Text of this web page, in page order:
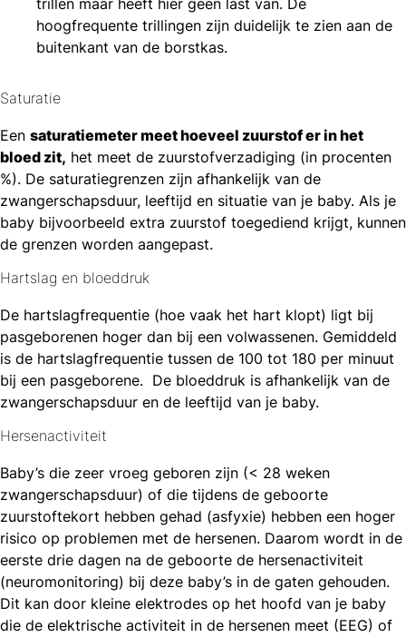
hoogfrequente trillingen zijn duidelijk te zien aan de
buitenkant van de borstkas.
Saturatie
Een saturatiemeter meet hoeveel zuurstof er in het
bloed zit, het meet de zuurstofverzadiging (in procenten
%). De saturatiegrenzen zijn afhankelijk van de
zwangerschapsduur, leeftijd en situatie van je baby. Als je
baby bijvoorbeeld extra zuurstof toegediend krijgt, kunnen
de grenzen worden aangepast.
Hartslag en bloeddruk
De hartslagfrequentie (hoe vaak het hart klopt) ligt bij
pasgeborenen hoger dan bij een volwassenen. Gemiddeld
is de hartslagfrequentie tussen de 100 tot 180 per minuut
bij een pasgeborene. De bloeddruk is afhankelijk van de
zwangerschapsduur en de leeftijd van je baby.
Hersenactiviteit
Baby’s die zeer vroeg geboren zijn (< 28 weken
zwangerschapsduur) of die tijdens de geboorte
zuurstoftekort hebben gehad (asfyxie) hebben een hoger
risico op problemen met de hersenen. Daarom wordt in de
eerste drie dagen na de geboorte de hersenactiviteit
(neuromonitoring) bij deze baby’s in de gaten gehouden.
Dit kan door kleine elektrodes op het hoofd van je baby
die de elektrische activiteit in de hersenen meet (EEG) of